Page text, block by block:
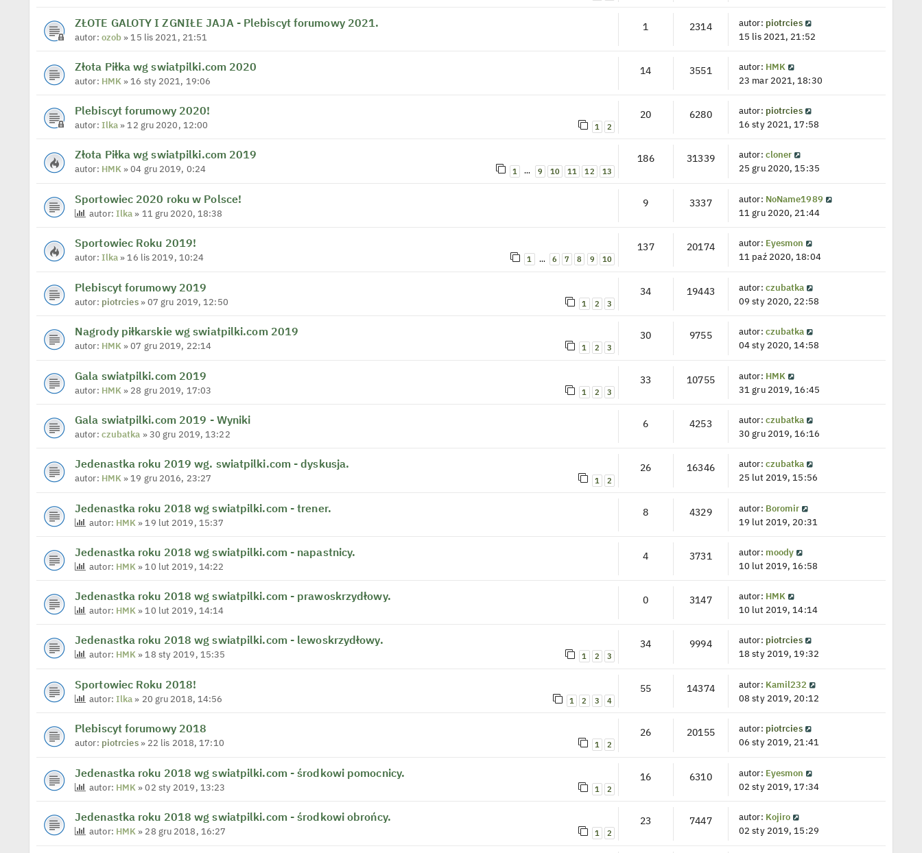
ZŁOTE GALOTY I ZGNIŁE JAJA - Plebiscyt forumowy 2021.
autor: ozob» 15 lis 2021, 21:51
1 2314 autor: piotrcies
15 lis 2021, 21:52
Złota Piłka wg swiatpilki.com 2020
autor: HMK» 16 sty 2021, 19:06
14 3551 autor: HMK
23 mar 2021, 18:30
Plebiscyt forumowy 2020!
autor: Ilka» 12 gru 2020, 12:00 1 2
20 6280 autor: piotrcies
16 sty 2021, 17:58
Złota Piłka wg swiatpilki.com 2019
autor: HMK» 04 gru 2019, 0:24 1 … 9 10 11 12 13
186 31339 autor: cloner
25 gru 2020, 15:35
Sportowiec 2020 roku w Polsce!
autor: Ilka» 11 gru 2020, 18:38
9 3337 autor: NoName1989
11 gru 2020, 21:44
Sportowiec Roku 2019!
autor: Ilka» 16 lis 2019, 10:24 1 … 6 7 8 9 10
137 20174 autor: Eyesmon
11 paź 2020, 18:04
Plebiscyt forumowy 2019
autor: piotrcies» 07 gru 2019, 12:50 1 2 3
34 19443 autor: czubatka
09 sty 2020, 22:58
Nagrody piłkarskie wg swiatpilki.com 2019
autor: HMK» 07 gru 2019, 22:14 1 2 3
30 9755 autor: czubatka
04 sty 2020, 14:58
Gala swiatpilki.com 2019
autor: HMK» 28 gru 2019, 17:03 1 2 3
33 10755 autor: HMK
31 gru 2019, 16:45
Gala swiatpilki.com 2019 - Wyniki
autor: czubatka » 30 gru 2019, 13:22
6 4253 autor: czubatka
30 gru 2019, 16:16
Jedenastka roku 2019 wg. swiatpilki.com - dyskusja.
autor: HMK» 19 gru 2016, 23:27 1 2
26 16346 autor: czubatka
25 lut 2019, 15:56
Jedenastka roku 2018 wg swiatpilki.com - trener.
autor: HMK» 19 lut 2019, 15:37
8 4329 autor: Boromir
19 lut 2019, 20:31
Jedenastka roku 2018 wg swiatpilki.com - napastnicy.
autor: HMK» 10 lut 2019, 14:22
4 3731 autor: moody
10 lut 2019, 16:58
Jedenastka roku 2018 wg swiatpilki.com - prawoskrzydłowy.
autor: HMK» 10 lut 2019, 14:14
0 3147 autor: HMK
10 lut 2019, 14:14
Jedenastka roku 2018 wg swiatpilki.com - lewoskrzydłowy.
autor: HMK» 18 sty 2019, 15:35 1 2 3
34 9994 autor: piotrcies
18 sty 2019, 19:32
Sportowiec Roku 2018!
autor: Ilka» 20 gru 2018, 14:56 1 2 3 4
55 14374 autor: Kamil232
08 sty 2019, 20:12
Plebiscyt forumowy 2018
autor: piotrcies» 22 lis 2018, 17:10 1 2
26 20155 autor: piotrcies
06 sty 2019, 21:41
Jedenastka roku 2018 wg swiatpilki.com - środkowi pomocnicy.
autor: HMK» 02 sty 2019, 13:23 1 2
16 6310 autor: Eyesmon
02 sty 2019, 17:34
Jedenastka roku 2018 wg swiatpilki.com - środkowi obrońcy.
autor: HMK» 28 gru 2018, 16:27 1 2
23 7447 autor: Kojiro
02 sty 2019, 15:29